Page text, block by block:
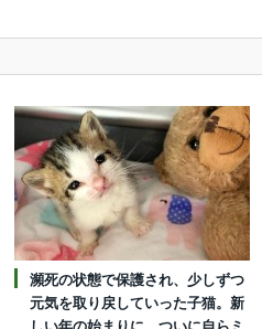
瀕死の状態で保護され、少しずつ
元気を取り戻していった子猫。新